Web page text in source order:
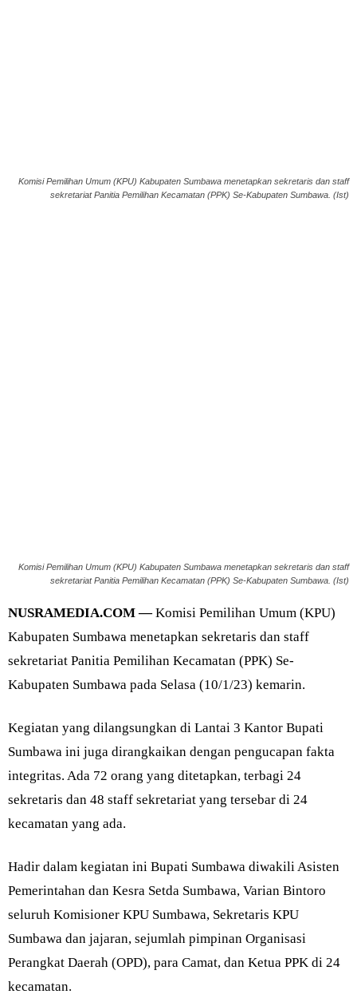
Komisi Pemilihan Umum (KPU) Kabupaten Sumbawa menetapkan sekretaris dan staff
sekretariat Panitia Pemilihan Kecamatan (PPK) Se-Kabupaten Sumbawa. (Ist)
Komisi Pemilihan Umum (KPU) Kabupaten Sumbawa menetapkan sekretaris dan staff
sekretariat Panitia Pemilihan Kecamatan (PPK) Se-Kabupaten Sumbawa. (Ist)
NUSRAMEDIA.COM —Komisi Pemilihan Umum (KPU)
Kabupaten Sumbawa menetapkan sekretaris dan staff
sekretariat Panitia Pemilihan Kecamatan (PPK) Se-
Kabupaten Sumbawa pada Selasa (10/1/23) kemarin.
Kegiatan yang dilangsungkan di Lantai 3 Kantor Bupati
Sumbawa ini juga dirangkaikan dengan pengucapan fakta
integritas. Ada 72 orang yang ditetapkan, terbagi 24
sekretaris dan 48 staff sekretariat yang tersebar di 24
kecamatan yang ada.
Hadir dalam kegiatan ini Bupati Sumbawa diwakili Asisten
Pemerintahan dan Kesra Setda Sumbawa, Varian Bintoro
seluruh Komisioner KPU Sumbawa, Sekretaris KPU
Sumbawa dan jajaran, sejumlah pimpinan Organisasi
Perangkat Daerah (OPD), para Camat, dan Ketua PPK di 24
kecamatan.